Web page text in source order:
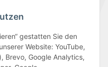
gestatten Sie den
Website: YouTube,
Brevo, Google Analytics,